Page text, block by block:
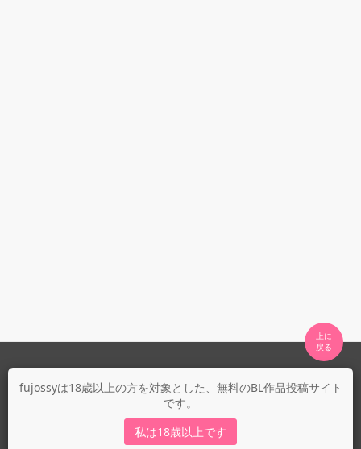
fujossyは18歳以上の方を対象とした、無料のBL作品投稿サイト
です。
私は18歳以上です
上に
fujossyについて
fujossy運営ブログ